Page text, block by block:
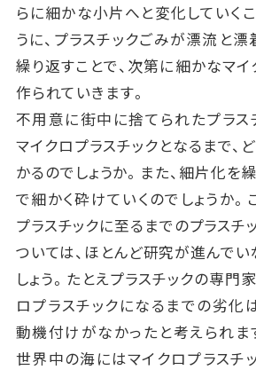
らに細かな小片へと変化していくこ
うに、プラスチックごみが漂流と漂
繰り返すことで、次第に細かなマイ
作られていきます。
不用意に街中に捨てられたプラス
マイクロプラスチックとなるまで、
かるのでしょうか。また、細片化を
で細かく砕けていくのでしょうか。
プラスチックに至るまでのプラスチ
ついては、ほとんど研究が進んでい
しょう。たとえプラスチックの専門
ロプラスチックになるまでの劣化
動機付けがなかったと考えられま
世界中の海にはマイクロプラスチ